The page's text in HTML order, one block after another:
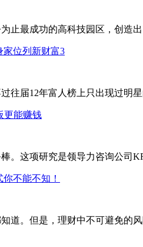
止最成功的高科技园区，创造
家位列新财富3
往届12年富人榜上只出现过明
更能赚钱
。这项研究是领导力咨询公司
不能不知！
道。但是，理财中不可避免的